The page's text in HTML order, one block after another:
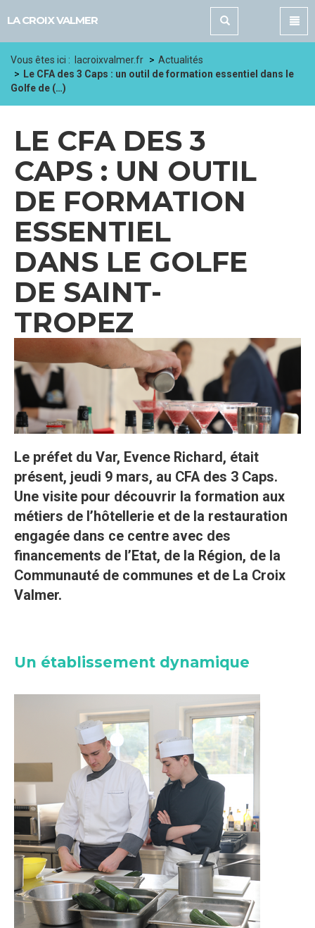
LA CROIX VALMER
Vous êtes ici : lacroixvalmer.fr
Actualités
Le CFA des 3 Caps : un outil de formation essentiel dans le
Golfe de (…)
LE CFA DES 3
CAPS : UN OUTIL
DE FORMATION
ESSENTIEL
DANS LE GOLFE
DE SAINT-
TROPEZ
Le préfet du Var, Evence Richard, était
présent, jeudi 9 mars, au CFA des 3 Caps.
Une visite pour découvrir la formation aux
métiers de l’hôtellerie et de la restauration
engagée dans ce centre avec des
financements de l’Etat, de la Région, de la
Communauté de communes et de La Croix
Valmer.
Un établissement dynamique